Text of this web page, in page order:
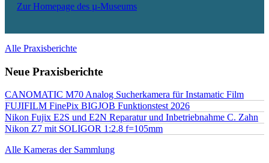
Zur Homepage des µ-Museums
Alle Praxisberichte
Neue Praxisberichte
CANOMATIC M70 Analog Sucherkamera für Instamatic Film
FUJIFILM FinePix BIGJOB Funktionstest 2026
Nikon Fujix E2S und E2N Reparatur und Inbetriebnahme C. Zahn
Nikon Z7 mit SOLIGOR 1:2.8 f=105mm
Alle Kameras der Sammlung